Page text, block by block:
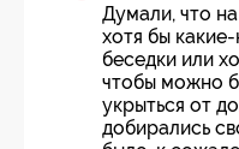
Думали, что
хотя бы
беседки или
чтобы можно
укрыться от
добирались